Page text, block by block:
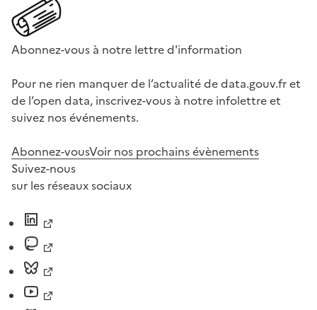
Abonnez-vous à notre lettre d'information
Pour ne rien manquer de l’actualité de data.gouv.fr et
de l’open data, inscrivez-vous à notre infolettre et
suivez nos événements.
Abonnez-vousVoir nos prochains évènements
Suivez-nous
sur les réseaux sociaux